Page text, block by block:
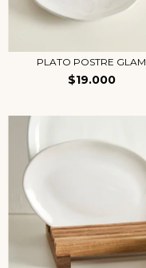
PLATO POSTRE GLAM
$19.000